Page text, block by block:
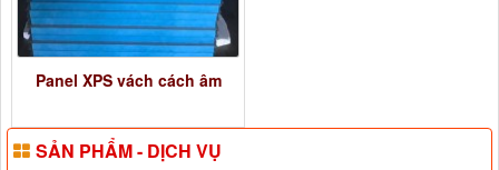
Panel XPS vách cách âm
SẢN PHẨM - DỊCH VỤ